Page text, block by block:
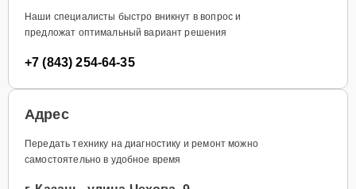
Наши специалисты быстро вникнут в вопрос и
предложат оптимальный вариант решения
+7 (843) 254-64-35
Адрес
Передать технику на диагностику и ремонт можно
самостоятельно в удобное время